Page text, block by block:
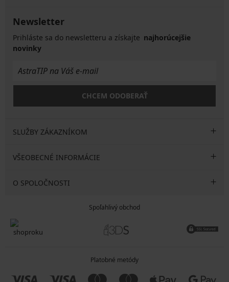
Newsletter
Prihláste sa do newsletteru a získajte najhorúcejšie
novinky
CHCEM ODOBERAŤ
SLUŽBY ZÁKAZNÍKOM
VŠEOBECNÉ INFORMÁCIE
O SPOLOČNOSTI
Spoľahlivý obchod
Platobné metódy